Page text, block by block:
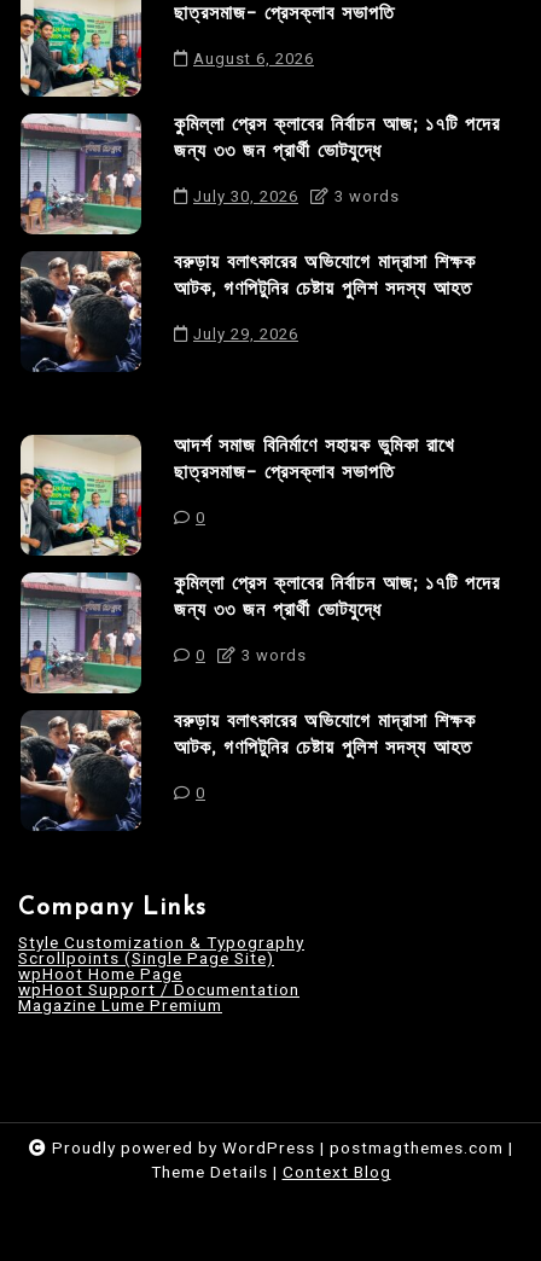
ছাত্রসমাজ- প্রেসক্লাব সভাপতি
August 6, 2026
কুমিল্লা প্রেস ক্লাবের নির্বাচন আজ; ১৭টি পদের
জন্য ৩৩ জন প্রার্থী ভোটযুদ্ধে
July 30, 2026 3 words
বরুড়ায় বলাৎকারের অভিযোগে মাদ্রাসা শিক্ষক
আটক, গণপিটুনির চেষ্টায় পুলিশ সদস্য আহত
July 29, 2026
আদর্শ সমাজ বিনির্মাণে সহায়ক ভুমিকা রাখে
ছাত্রসমাজ- প্রেসক্লাব সভাপতি
0
কুমিল্লা প্রেস ক্লাবের নির্বাচন আজ; ১৭টি পদের
জন্য ৩৩ জন প্রার্থী ভোটযুদ্ধে
0 3 words
বরুড়ায় বলাৎকারের অভিযোগে মাদ্রাসা শিক্ষক
আটক, গণপিটুনির চেষ্টায় পুলিশ সদস্য আহত
0
Company Links
Style Customization & Typography
Scrollpoints (Single Page Site)
wpHoot Home Page
wpHoot Support / Documentation
Magazine Lume Premium
Proudly powered by WordPress | postmagthemes.com |
Theme Details | Context Blog